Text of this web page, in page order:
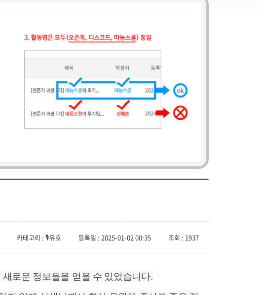
조회 : 1937
등록일 : 2025-01-02 00:35
카테고리 : 🎙️유호
로운 정보들을 얻을 수 있었습니다.